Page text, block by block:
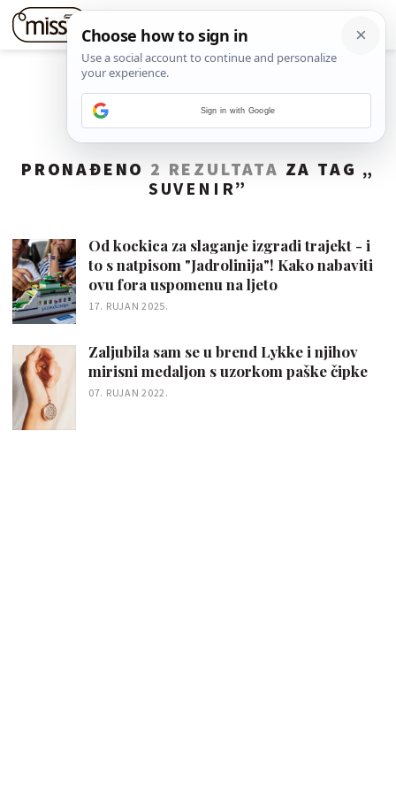
PRONAĐENO 2 REZULTATA ZA TAG „
SUVENIR”
Od kockica za slaganje izgradi trajekt - i
to s natpisom "Jadrolinija"! Kako nabaviti
ovu fora uspomenu na ljeto
17. RUJAN 2025.
Zaljubila sam se u brend Lykke i njihov
mirisni medaljon s uzorkom paške čipke
07. RUJAN 2022.
Sign in with Google